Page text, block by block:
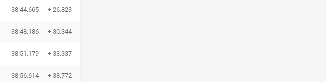
38:44.665 + 26.823
38:48.186 + 30.344
38:51.179 + 33.337
38:56.614 + 38.772